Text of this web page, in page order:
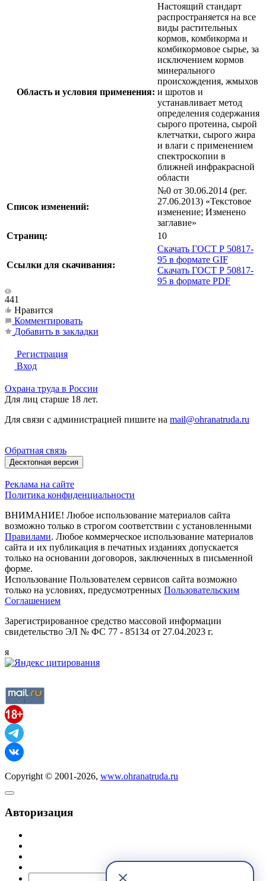
Область и условия применения:
Настоящий стандарт
распространяется на все
виды растительных
кормов, комбикорма и
комбикормовое сырье, за
исключением кормов
минерального
происхождения, жмыхов
и шротов и
устанавливает метод
определения содержания
сырого протеина, сырой
клетчатки, сырого жира
и влаги с применением
спектроскопии в
ближней инфракрасной
области
Список изменений:
№0 от 30.06.2014 (рег.
27.06.2013) «Текстовое
изменение; Изменено
заглавие»
Страниц:
10
Ссылки для скачивания:
Скачать ГОСТ Р 50817-
95 в формате GIF
Скачать ГОСТ Р 50817-
95 в формате PDF
441
Нравится
Комментировать
Добавить в закладки
Регистрация
Вход
Охрана труда в России
Для лиц старше 18 лет.
Для связи с администрацией пишите на mail@ohranatruda.ru
Обратная связь
Десктопная версия
Реклама на сайте
Политика конфиденциальности
ВНИМАНИЕ! Любое использование материалов сайта
возможно только в строгом соответствии с установленными
Правилами. Любое коммерческое использование материалов
сайта и их публикация в печатных изданиях допускается
только на основании договоров, заключенных в письменной
форме.
Использование Пользователем сервисов сайта возможно
только на условиях, предусмотренных Пользовательским
Соглашением
Зарегистрированное средство массовой информации
свидетельство ЭЛ № ФС 77 - 85134 от 27.04.2023 г.
я
Copyright © 2001-2026, www.ohranatruda.ru
Авторизация